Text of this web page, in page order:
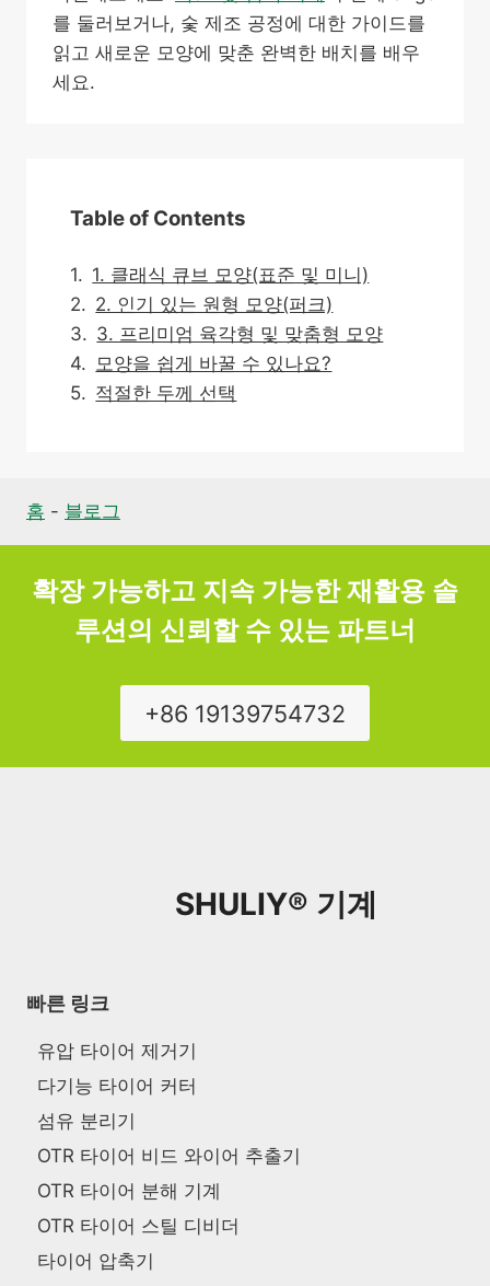
를 둘러보거나, 숯 제조 공정에 대한 가이드를
읽고 새로운 모양에 맞춘 완벽한 배치를 배우
세요.
Table of Contents
1. 클래식 큐브 모양(표준 및 미니)
2. 인기 있는 원형 모양(퍼크)
3. 프리미엄 육각형 및 맞춤형 모양
모양을 쉽게 바꿀 수 있나요?
적절한 두께 선택
홈 - 블로그
확장 가능하고 지속 가능한 재활용 솔
루션의 신뢰할 수 있는 파트너
+86 19139754732
SHULIY® 기계
빠른 링크
유압 타이어 제거기
다기능 타이어 커터
섬유 분리기
OTR 타이어 비드 와이어 추출기
OTR 타이어 분해 기계
OTR 타이어 스틸 디비더
타이어 압축기